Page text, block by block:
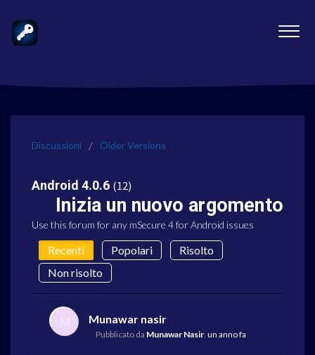
Discussioni Older Versions
Android 4.0.6 12
Inizia un nuovo argomento
Use this forum for any mSecure 4 for Android issues
Recenti Popolari
Risolto
Non risolto
M Munawar nasir
Pubblicato da Munawar Nasir, un anno fa